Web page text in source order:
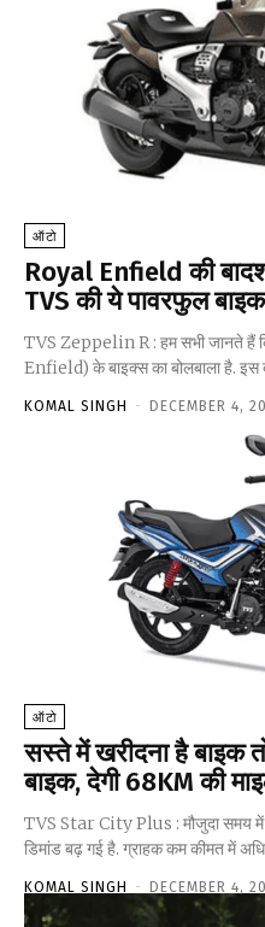
ऑटो
Royal Enfield की
TVS की ये पावरफुल
TVS Zeppelin R : हम सभी जानते हैं
Enfield) के बाइक्स का बोलबाला है.
KOMAL SINGH - DECEMBER 4,
ऑटो
सस्ते में खरीदना है
बाइक, देगी 68KM की
TVS Star City Plus : मौजुदा समय में
डिमांड बढ़ गई है. ग्राहक कम कीमत में
KOMAL SINGH - DECEMBER 4,